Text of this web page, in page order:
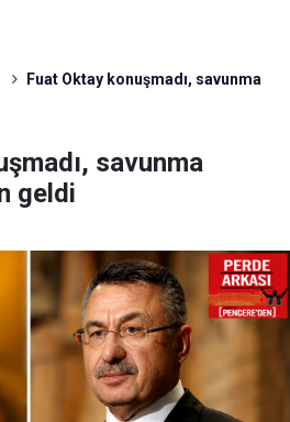
Fuat Oktay konuşmadı, savunma
savunma
geldi